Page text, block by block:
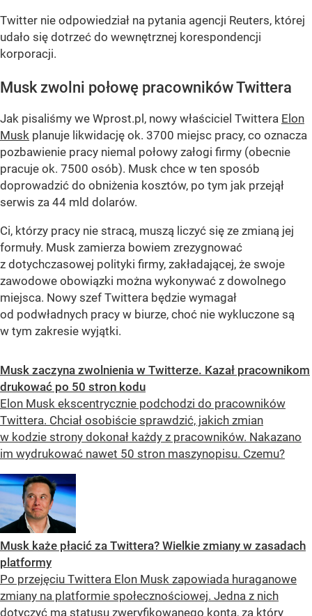
Twitter nie odpowiedział na pytania agencji Reuters, której
udało się dotrzeć do wewnętrznej korespondencji
korporacji.
Musk zwolni połowę pracowników Twittera
Jak pisaliśmy we Wprost.pl, nowy właściciel Twittera Elon
Musk planuje likwidację ok. 3700 miejsc pracy, co oznacza
pozbawienie pracy niemal połowy załogi firmy (obecnie
pracuje ok. 7500 osób). Musk chce w ten sposób
doprowadzić do obniżenia kosztów, po tym jak przejął
serwis za 44 mld dolarów.
Ci, którzy pracy nie stracą, muszą liczyć się ze zmianą jej
formuły. Musk zamierza bowiem zrezygnować
z dotychczasowej polityki firmy, zakładającej, że swoje
zawodowe obowiązki można wykonywać z dowolnego
miejsca. Nowy szef Twittera będzie wymagał
od podwładnych pracy w biurze, choć nie wykluczone są
w tym zakresie wyjątki.
Musk zaczyna zwolnienia w Twitterze. Kazał pracownikom
drukować po 50 stron kodu
Elon Musk ekscentrycznie podchodzi do pracowników
Twittera. Chciał osobiście sprawdzić, jakich zmian
w kodzie strony dokonał każdy z pracowników. Nakazano
im wydrukować nawet 50 stron maszynopisu. Czemu?
Musk każe płacić za Twittera? Wielkie zmiany w zasadach
platformy
Po przejęciu Twittera Elon Musk zapowiada huraganowe
zmiany na platformie społecznościowej. Jedna z nich
dotyczyć ma statusu zweryfikowanego konta, za który